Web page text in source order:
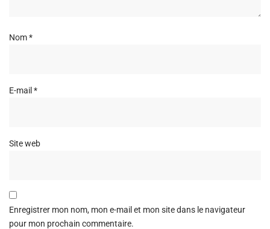
Nom*
E-mail *
Site web
Enregistrer mon nom, mon e-mail et mon site dans le navigateur
pour mon prochain commentaire.